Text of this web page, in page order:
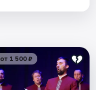
от 1 500 ₽